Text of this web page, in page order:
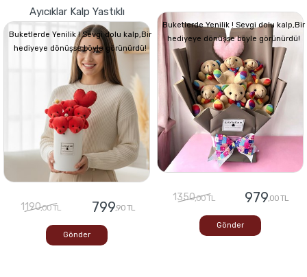
Ayıcıklar Kalp Yastıklı
Buketlerde Yenilik ! Sevgi dolu kalp,Bir
hediyeye dönüşse böyle görünürdü!
1190,00 TL 799,90 TL
Gönder
Buketlerde Yenilik ! Sevgi dolu kalp,Bir
hediyeye dönüşse böyle görünürdü!
1350,00 TL 979,00 TL
Gönder